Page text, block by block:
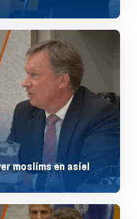
moslims en asiel